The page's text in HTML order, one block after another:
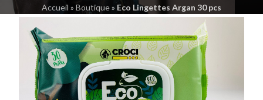
Accueil » Boutique» Eco Lingettes Argan 30 pcs